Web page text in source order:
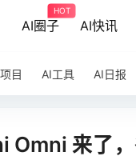
AI圈子
HOT
AI快讯
目 AI工具 AI日报
Omni 来了